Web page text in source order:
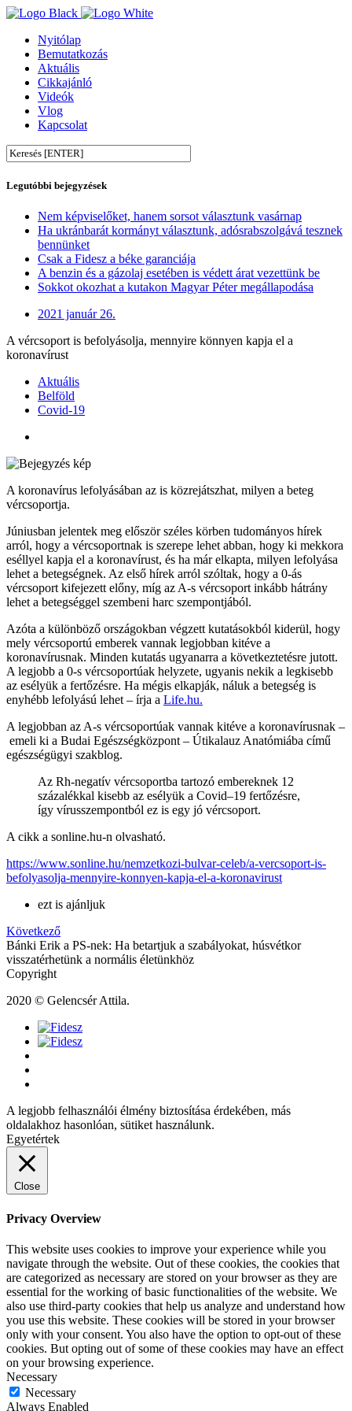
Nyitólap
Bemutatkozás
Aktuális
Cikkajánló
Videók
Vlog
Kapcsolat
Legutóbbi bejegyzések
Nem képviselőket, hanem sorsot választunk vasárnap
Ha ukránbarát kormányt választunk, adósrabszolgává tesznek
bennünket
Csak a Fidesz a béke garanciája
A benzin és a gázolaj esetében is védett árat vezettünk be
Sokkot okozhat a kutakon Magyar Péter megállapodása
2021 január 26.
A vércsoport is befolyásolja, mennyire könnyen kapja el a
koronavírust
Aktuális
Belföld
Covid-19
A koronavírus lefolyásában az is közrejátszhat, milyen a beteg
vércsoportja.
Júniusban jelentek meg először széles körben tudományos hírek
arról, hogy a vércsoportnak is szerepe lehet abban, hogy ki mekkora
eséllyel kapja el a koronavírust, és ha már elkapta, milyen lefolyása
lehet a betegségnek. Az első hírek arról szóltak, hogy a 0-ás
vércsoport kifejezett előny, míg az A-s vércsoport inkább hátrány
lehet a betegséggel szembeni harc szempontjából.
Azóta a különböző országokban végzett kutatásokból kiderül, hogy
mely vércsoportú emberek vannak legjobban kitéve a
koronavírusnak. Minden kutatás ugyanarra a következtetésre jutott.
A legjobb a 0-s vércsoportúak helyzete, ugyanis nekik a legkisebb
az esélyük a fertőzésre. Ha mégis elkapják, náluk a betegség is
enyhébb lefolyású lehet – írja a Life.hu.
A legjobban az A-s vércsoportúak vannak kitéve a koronavírusnak –
emeli ki a Budai Egészségközpont – Útikalauz Anatómiába című
egészségügyi szakblog.
Az Rh-negatív vércsoportba tartozó embereknek 12
százalékkal kisebb az esélyük a Covid–19 fertőzésre,
így vírusszempontból ez is egy jó vércsoport.
A cikk a sonline.hu-n olvasható.
https://www.sonline.hu/nemzetkozi-bulvar-celeb/a-vercsoport-is-
befolyasolja-mennyire-konnyen-kapja-el-a-koronavirust
ezt is ajánljuk
Következő
Bánki Erik a PS-nek: Ha betartjuk a szabályokat, húsvétkor
visszatérhetünk a normális életünkhöz
Copyright
2020 © Gelencsér Attila.
A legjobb felhasználói élmény biztosítása érdekében, más
oldalakhoz hasonlóan, sütiket használunk.
Egyetértek
Close
Privacy Overview
This website uses cookies to improve your experience while you
navigate through the website. Out of these cookies, the cookies that
are categorized as necessary are stored on your browser as they are
essential for the working of basic functionalities of the website. We
also use third-party cookies that help us analyze and understand how
you use this website. These cookies will be stored in your browser
only with your consent. You also have the option to opt-out of these
cookies. But opting out of some of these cookies may have an effect
on your browsing experience.
Necessary
Necessary
Always Enabled